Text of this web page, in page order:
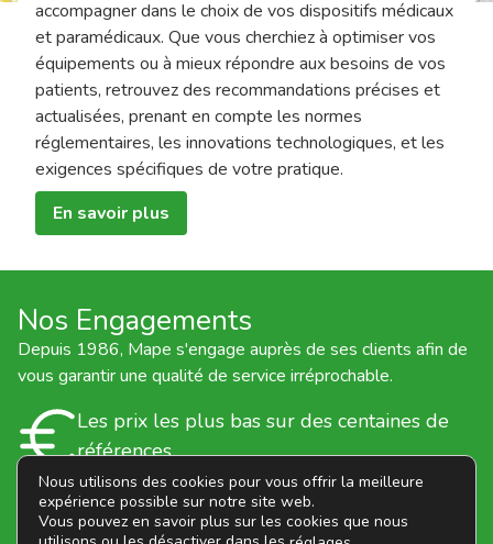
accompagner dans le choix de vos dispositifs médicaux
et paramédicaux. Que vous cherchiez à optimiser vos
équipements ou à mieux répondre aux besoins de vos
patients, retrouvez des recommandations précises et
actualisées, prenant en compte les normes
réglementaires, les innovations technologiques, et les
exigences spécifiques de votre pratique.
En savoir plus
Nos Engagements
Depuis 1986, Mape s'engage auprès de ses clients afin de
vous garantir une qualité de service irréprochable.
Les prix les plus bas sur des centaines de
références
Délais de livraison rapides assurés par des
transporteurs de confiance
Nous utilisons des cookies pour vous offrir la meilleure
expérience possible sur notre site web.
Vous pouvez en savoir plus sur les cookies que nous